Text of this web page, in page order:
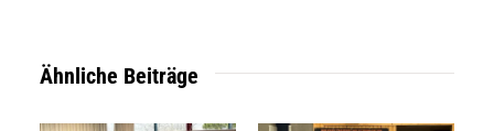
Ähnliche Beiträge